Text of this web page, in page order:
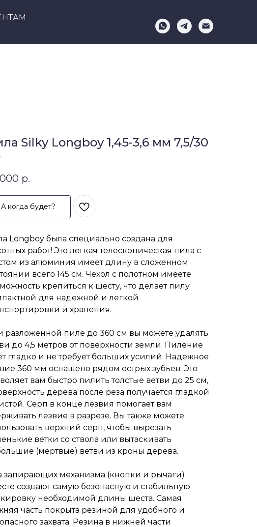
Silky Longboy 1,45-3,6 мм 7,5/30
р.
А когда будет?
Longboy была специально создана для
работ! Это легкая телескопическая пила с
из алюминия имеет длину в сложенном
всего 145 см. Чехол с полотном имеете
крепиться к шесту, что делает пилу
для надежной и легкой
и хранения.
разложенной пиле до 360 см вы можете удалять
до 4,5 метров от поверхности земли. Пиление
гладко и не требует больших усилий. Надежное
360 мм оснащено рядом острых зубьев. Это
вам быстро пилить толстые ветви до 25 см,
дерева после реза получается гладкой
Серп в конце лезвия помогает вам
лезвие в разрезе. Вы также можете
верхний серп, чтобы вырезать
ветки со ствола или вытаскивать
(мертвые) ветви из кроны дерева.
запирающих механизма (кнопки и рычаги)
создают самую безопасную и стабильную
необходимой длины шеста. Самая
часть покрыта резиной для удобного и
захвата. Резина в нижней части